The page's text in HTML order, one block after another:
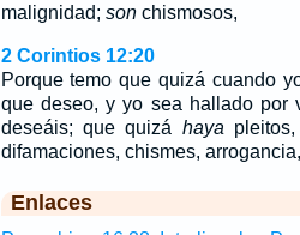
malignidad; sonchismosos,
2 Corintios 12:20
Porque temo que quizá cuando
que deseo, y yo sea hallado por
deseáis; que quizá haya
difamaciones, chismes,
Enlaces